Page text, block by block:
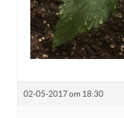
02-05-2017 om 18:30